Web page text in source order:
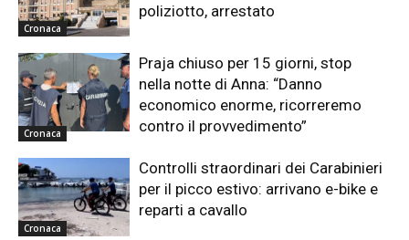
Cronaca
poliziotto, arrestato
Cronaca
Praja chiuso per 15 giorni, stop
nella notte di Anna: “Danno
economico enorme, ricorreremo
contro il provvedimento”
Cronaca
Controlli straordinari dei Carabinieri
per il picco estivo: arrivano e-bike e
reparti a cavallo